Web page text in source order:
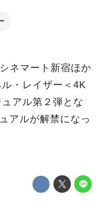
ネマート新宿ほか
・レイザー＜4K
アル第２弾とな
アルが解禁になっ